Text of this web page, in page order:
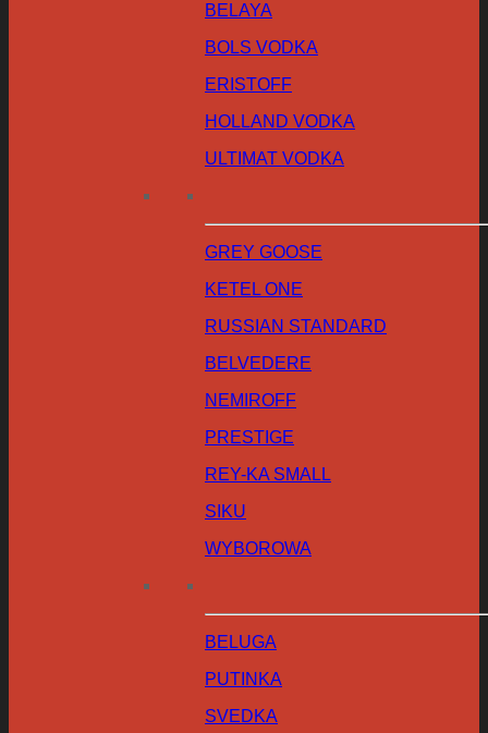
BELAYA
BOLS VODKA
ERISTOFF
HOLLAND VODKA
ULTIMAT VODKA
GREY GOOSE
KETEL ONE
RUSSIAN STANDARD
BELVEDERE
NEMIROFF
PRESTIGE
REY-KA SMALL
SIKU
WYBOROWA
BELUGA
PUTINKA
SVEDKA